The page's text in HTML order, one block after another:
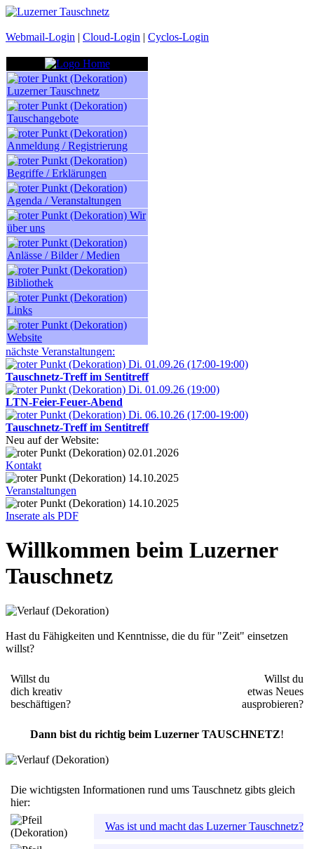
Webmail-Login | Cloud-Login | Cyclos-Login
Luzerner Tauschnetz
Tauschangebote
Anmeldung / Registrierung
Begriffe / Erklärungen
Agenda / Veranstaltungen
Wir
über uns
Anlässe / Bilder / Medien
Bibliothek
Links
Website
nächste Veranstaltungen:
Di. 01.09.26 (17:00-19:00)
Tauschnetz-Treff im Sentitreff
Di. 01.09.26 (19:00)
LTN-Feier-Feuer-Abend
Di. 06.10.26 (17:00-19:00)
Tauschnetz-Treff im Sentitreff
Neu auf der Website:
02.01.2026
Kontakt
14.10.2025
Veranstaltungen
14.10.2025
Inserate als PDF
Willkommen beim Luzerner
Tauschnetz
Hast du Fähigkeiten und Kenntnisse, die du für "Zeit" einsetzen
willst?
Willst du
dich kreativ
beschäftigen?
Willst du
etwas Neues
ausprobieren?
Dann bist du richtig beim Luzerner TAUSCHNETZ!
Die wichtigsten Informationen rund ums Tauschnetz gibts gleich
hier:
Was ist und macht das Luzerner Tauschnetz?